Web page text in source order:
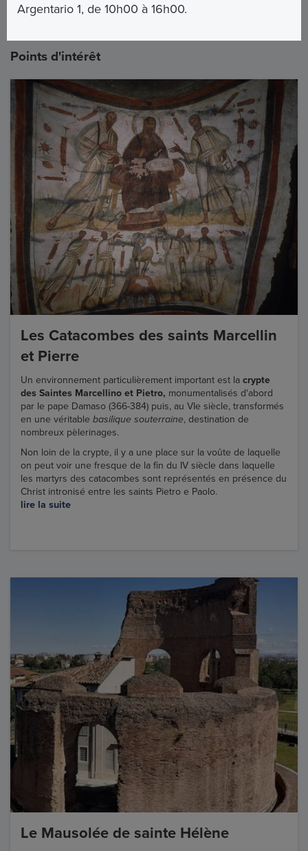
Points d'intérêt
Les Catacombes des saints Marcellin
et Pierre
Un environnement particulièrement important est la crypte
des Saintes Marcellino et Pietro, monumentalisés d'abord
par le pape Damaso (366-384) puis, au VIe siècle, transformés
en une véritable basilique souterraine, destination de
nombreux pèlerinages.
Non loin de la crypte, il y a une place sur la voûte de laquelle
on peut voir une fresque de la fin du IV siècle dans laquelle
les martyrs des catacombes sont représentés en présence du
Christ intronisé entre les saints Pietro e Paolo.
lire la suite
Le Mausolée de sainte Hélène
Argentario 1, de 10h00 à 16h00.